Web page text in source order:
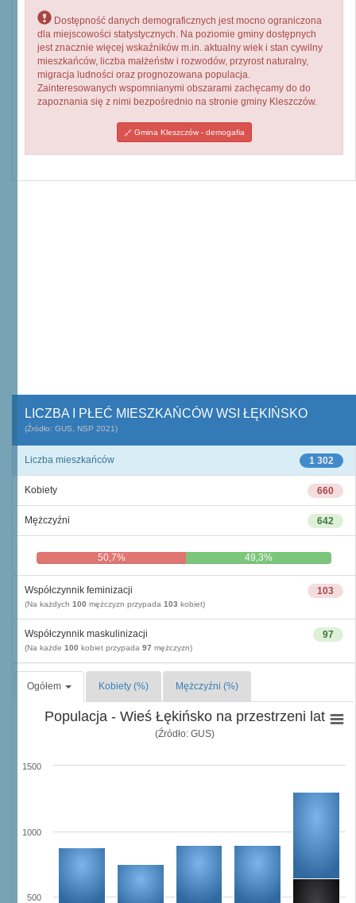
Dostępność danych demograficznych jest mocno ograniczona
dla miejscowości statystycznych. Na poziomie gminy dostępnych
jest znacznie więcej wskaźników m.in. aktualny wiek i stan cywilny
mieszkańców, liczba małżeństw i rozwodów, przyrost naturalny,
migracja ludności oraz prognozowana populacja.
Zainteresowanych wspomnianymi obszarami zachęcamy do do
zapoznania się z nimi bezpośrednio na stronie gminy Kleszczów.
Gmina Kleszczów - demogafia
LICZBA I PŁEĆ MIESZKAŃCÓW WSI ŁĘKIŃSKO
(Źródło: GUS, NSP 2021)
1 302
Liczba mieszkańców
660
Kobiety
642
Mężczyźni
50,7% 49,3%
103
Współczynnik feminizacji
(Na każdych 100 mężczyzn przypada 103 kobiet)
97
Współczynnik maskulinizacji
(Na każde 100 kobiet przypada 97 mężczyzn)
Ogółem Kobiety (%) Mężczyźni (%)
Populacja - Wieś Łękińsko na przestrzeni lat
(Źródło: GUS)
500
1000
1500